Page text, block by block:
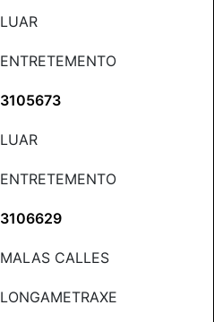
LUAR
ENTRETEMENTO
3105673
LUAR
ENTRETEMENTO
3106629
MALAS CALLES
LONGAMETRAXE